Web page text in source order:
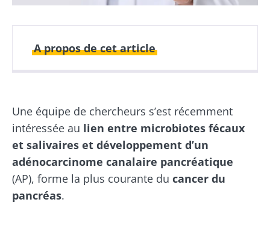
A propos de cet article
Une équipe de chercheurs s’est récemment
intéressée au lien entre microbiotes fécaux
et salivaires et développement d’un
adénocarcinome canalaire pancréatique
(AP), forme la plus courante du cancer du
pancréas.